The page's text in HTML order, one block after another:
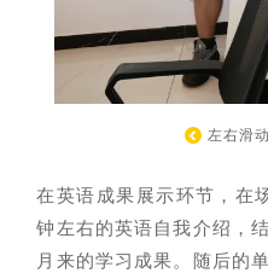
左右滑
在英语成果展示环节，在
钟左右的英语自我介绍，
月来的学习成果。随后的